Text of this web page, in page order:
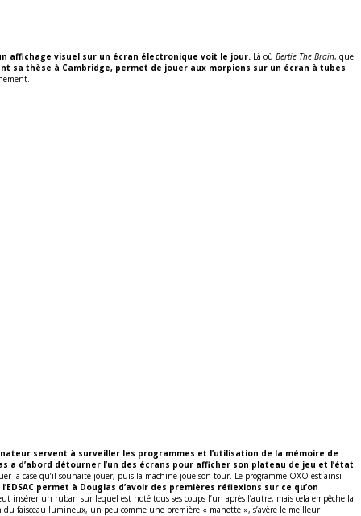
affichage visuel sur un écran électronique voit le jour. Là où Bertie The Brain, que
sa thèse à Cambridge, permet de jouer aux morpions sur un écran à tubes
servent à surveiller les programmes et l’utilisation de la mémoire de
a d’abord détourner l’un des écrans pour afficher son plateau de jeu et l’état
la case qu’il souhaite jouer, puis la machine joue son tour. Le programme OXO est ainsi
permet à Douglas d’avoir des premières réflexions sur ce qu’on
un ruban sur lequel est noté tous ses coups l’un après l’autre, mais cela empêche la
faisceau lumineux, un peu comme une première « manette », s’avère le meilleur